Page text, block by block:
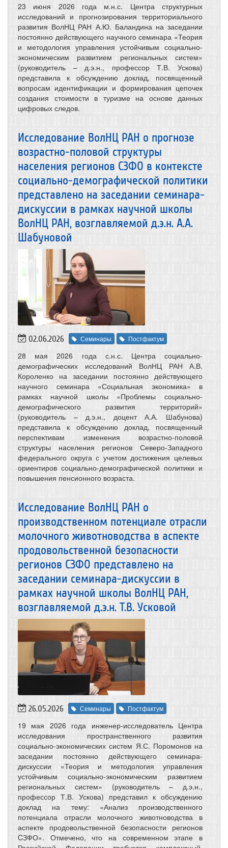
23 июня 2026 года м.н.с. Центра структурных
исследований и прогнозирования территориального
развития ВолНЦ РАН А.Ю. Баландина на заседании
постоянно действующего научного семинара «Теория
и методология управления устойчивым социально-
экономическим развитием региональных систем»
(руководитель – д.э.н., профессор Т.В. Ускова)
представила к обсуждению доклад, посвященный
вопросам идентификации и формирования цепочек
создания стоимости в туризме на основе данных
цифровых следов.
Исследование ВолНЦ РАН о прогнозе
возрастно-половой структуры
населения регионов СЗФО в контексте
социально-демографической политики
представлено на заседании семинара-
дискуссии в рамках научной школы
ВолНЦ РАН, возглавляемой д.э.н. А.А.
Шабуновой
02.06.2026 Семинары Постфактум
28 мая 2026 года с.н.с. Центра социально-
демографических исследований ВолНЦ РАН А.В.
Короленко на заседании постоянно действующего
научного семинара «Социальная экономика» в
рамках научной школы «Проблемы социально-
демографического развития территорий»
(руководитель – д.э.н., доцент А.А. Шабунова)
представила к обсуждению доклад, посвященный
перспективам изменения возрастно-половой
структуры населения регионов Северо-Западного
федерального округа с учетом достижения целевых
ориентиров социально-демографической политики и
повышения пенсионного возраста.
Исследование ВолНЦ РАН о
производственном потенциале отрасли
молочного животноводства в аспекте
продовольственной безопасности
регионов СЗФО представлено на
заседании семинара-дискуссии в
рамках научной школы ВолНЦ РАН,
возглавляемой д.э.н. Т.В. Усковой
26.05.2026 Семинары Постфактум
19 мая 2026 года инженер-исследователь Центра
исследования пространственного развития
социально-экономических систем Я.С. Поромонов на
заседании постоянно действующего семинара-
дискуссии «Теория и методология управления
устойчивым социально-экономическим развитием
региональных систем» (руководитель – д.э.н.,
профессор Т.В. Ускова) представил к обсуждению
доклад на тему: «Анализ производственного
потенциала отрасли молочного животноводства в
аспекте продовольственной безопасности регионов
CЗФО». Отмечено, что на современном этапе в